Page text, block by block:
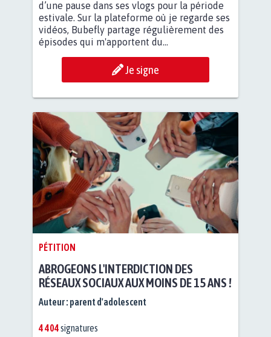
d’une pause dans ses vlogs pour la période
estivale. Sur la plateforme où je regarde ses
vidéos, Bubefly partage régulièrement des
épisodes qui m'apportent du...
Je signe
PÉTITION
ABROGEONS L'INTERDICTION DES
RÉSEAUX SOCIAUX AUX MOINS DE 15 ANS !
Auteur : parent d'adolescent
4 404signatures